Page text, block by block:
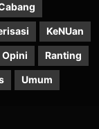
KeNUan
Opini Ranting
Umum